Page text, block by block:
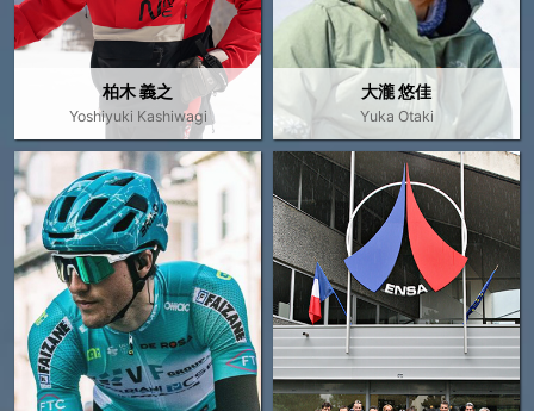
柏木 義之
Yoshiyuki Kashiwagi
大瀧 悠佳
Yuka Otaki